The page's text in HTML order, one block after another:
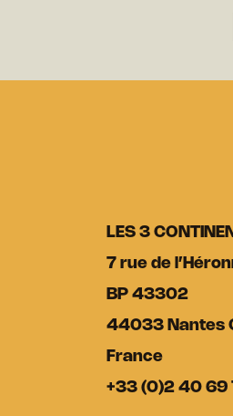
LES 3
7 rue de
BP 43302
44033 Nantes
France
+33 (0)2 40 69